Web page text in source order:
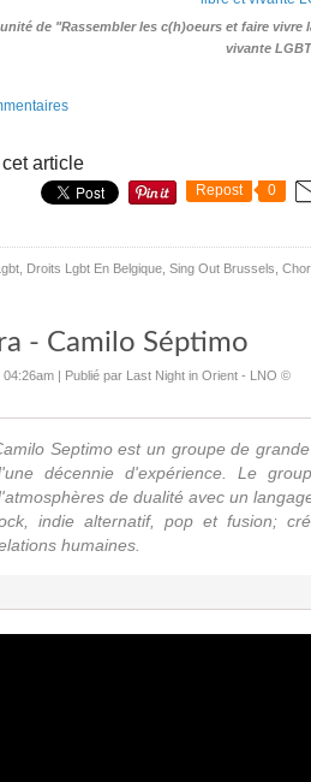
de "Rassembler les c(h)oeurs et faire
vivante
article
Repost 0
Droits Lgbt En Belgique Sing Out Brussels
- Camilo Séptimo
04:26am | Publié par Last Night in Orient - LNO ©
Septimo est un groupe de
décennie d'expérience. Le
de dualité avec un
indie alternatif, pop et fusion;
humaines.